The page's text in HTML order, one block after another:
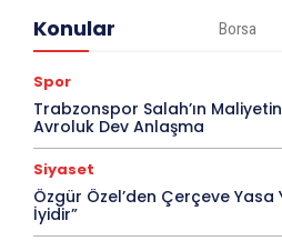
Konular Borsa
Spor
Trabzonspor Salah’ın
Avroluk Dev Anlaşma
Siyaset
Özgür Özel’den Çerçeve Yasa
İyidir”